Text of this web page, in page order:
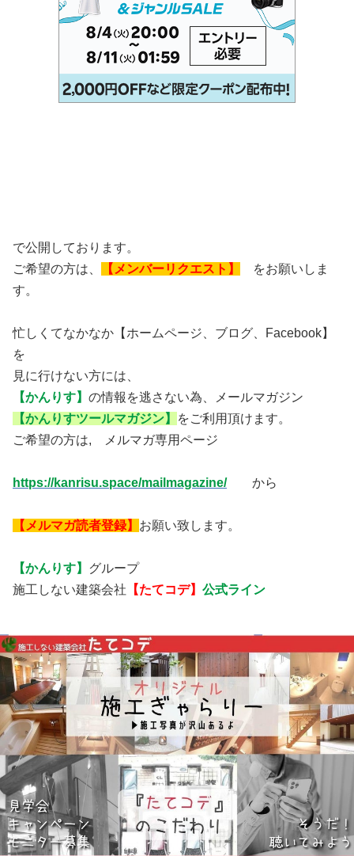
で公開しております。
ご希望の方は、
【メンバーリクエスト】
をお願いしま
す。
忙しくてなかなか【ホームページ、ブログ、Facebook】
を
見に行けない方には、
【かんりす】 の情報を逃さない為、メールマガジン
【かんりすツールマガジン】
をご利用頂けます。
ご希望の方は, メルマガ専用ページ
https://kanrisu.space/mailmagazine/ から
【メルマガ読者登録】 お願い致します。
【かんりす】 グループ
施工しない建築会社 【たてコデ】 公式ライン